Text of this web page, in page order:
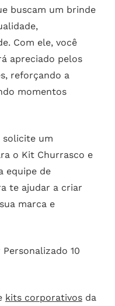
buscam um brinde
Com ele, você
apreciado pelos
reforçando a
momentos
solicite um
o Kit Churrasco e
equipe de
te ajudar a criar
marca e
10
kits corporativosda